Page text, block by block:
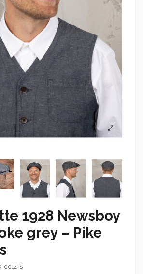
1928 Newsboy
grey – Pike
0014-S